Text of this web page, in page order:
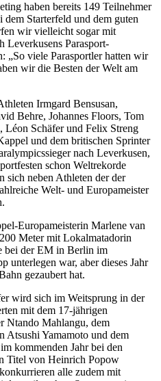
haben bereits 149 Teilnehmer
dem Starterfeld und dem guten
wir vielleicht sogar mit
Leverkusens Parasport-
„So viele Parasportler hatten wir
wir die Besten der Welt am
Irmgard Bensusan,
Behre, Johannes Floors, Tom
Léon Schäfer und Felix Streng
und dem britischen Sprinter
nach Leverkusen,
schon Weltrekorde
sich neben Athleten der der
Welt- und Europameister
Europameisterin Marlene van
Meter mit Lokalmatadorin
bei der EM in Berlin im
unterlegen war, aber dieses Jahr
gezaubert hat.
wird sich im Weitsprung in der
mit dem 17-jährigen
Ntando Mahlangu, dem
Atsushi Yamamoto und dem
kommenden Jahr bei den
Titel von Heinrich Popow
alle zudem mit